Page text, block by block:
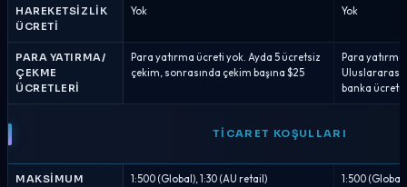
HAREKETSIZLIK
ÜCRETI
Yok Yok
PARA YATIRMA/
ÇEKME
ÜCRETLERI
Para yatırma ücreti yok. Ayda 5 ücretsiz
çekim, sonrasında çekim başına $25
Para
Uluslararası
banka ücreti
TICARET KOŞULLARI
MAKSIMUM
1:500 (Global), 1:30 (AU retail) 1:500